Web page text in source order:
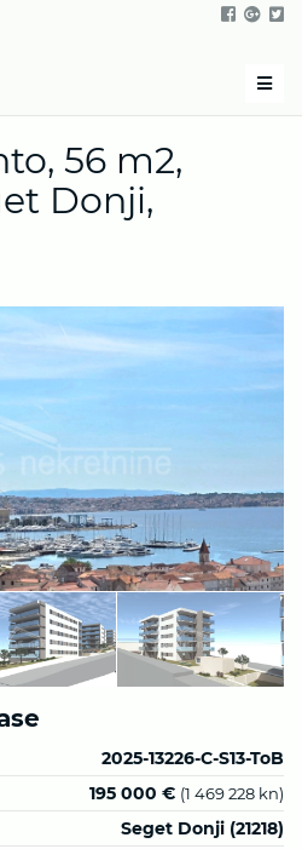
Menu
56 m2,
Donji,
2025-13226-C-S13-ToB
195 000 € (1 469 228 kn)
Seget Donji (21218)